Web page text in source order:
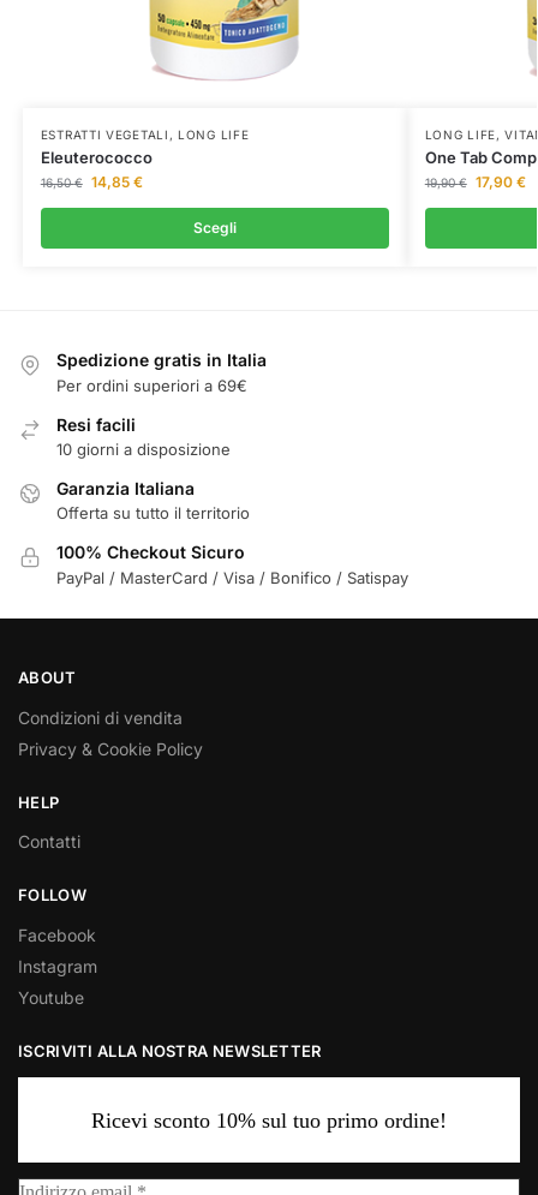
ESTRATTI VEGETALI ,LONG LIFE
Eleuterococco
16,50€ 14,85 €
Scegli
LONG LIFE,
One Tab
19,90€ 17,90 €
Spedizione gratis in Italia
Per ordini superiori a 69€
Resi facili
10 giorni a disposizione
Garanzia Italiana
Offerta su tutto il territorio
100% Checkout Sicuro
PayPal / MasterCard / Visa / Bonifico / Satispay
ABOUT
Condizioni di vendita
Privacy & Cookie Policy
HELP
Contatti
FOLLOW
Facebook
Instagram
Youtube
ISCRIVITI ALLA NOSTRA NEWSLETTER
Ricevi sconto 10% sul tuo primo ordine!